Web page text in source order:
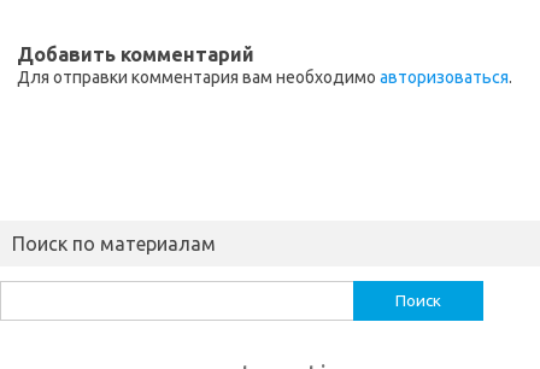
Добавить комментарий
Для отправки комментария вам необходимо авторизоваться.
Поиск по материалам